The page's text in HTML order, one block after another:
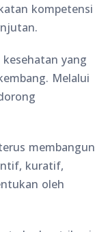
kompetensi
yang
Melalui
membangun
kuratif,
oleh